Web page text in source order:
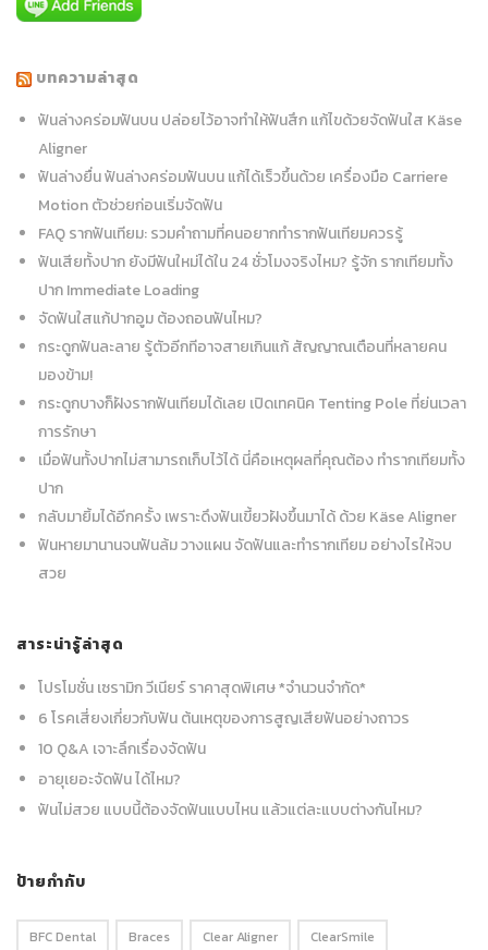
บทความล่าสุด
ฟันล่างคร่อมฟันบน ปล่อยไว้อาจทำให้ฟันสึก แก้ไขด้วยจัดฟันใส Käse
Aligner
ฟันล่างยื่น ฟันล่างคร่อมฟันบน แก้ได้เร็วขึ้นด้วย เครื่องมือ Carriere
Motion ตัวช่วยก่อนเริ่มจัดฟัน
FAQ รากฟันเทียม: รวมคำถามที่คนอยากทำรากฟันเทียมควรรู้
ฟันเสียทั้งปาก ยังมีฟันใหม่ได้ใน 24 ชั่วโมงจริงไหม? รู้จัก รากเทียมทั้ง
ปาก Immediate Loading
จัดฟันใสแก้ปากอูม ต้องถอนฟันไหม?
กระดูกฟันละลาย รู้ตัวอีกทีอาจสายเกินแก้ สัญญาณเตือนที่หลายคน
มองข้าม!
กระดูกบางก็ฝังรากฟันเทียมได้เลย เปิดเทคนิค Tenting Pole ที่ย่นเวลา
การรักษา
เมื่อฟันทั้งปากไม่สามารถเก็บไว้ได้ นี่คือเหตุผลที่คุณต้อง ทำรากเทียมทั้ง
ปาก
กลับมายิ้มได้อีกครั้ง เพราะดึงฟันเขี้ยวฝังขึ้นมาได้ ด้วย Käse Aligner
ฟันหายมานานจนฟันล้ม วางแผน จัดฟันและทำรากเทียม อย่างไรให้จบ
สวย
สาระน่ารู้ล่าสุด
โปรโมชั่น เซรามิก วีเนียร์ ราคาสุดพิเศษ *จำนวนจำกัด*
6 โรคเสี่ยงเกี่ยวกับฟัน ต้นเหตุของการสูญเสียฟันอย่างถาวร
10 Q&A เจาะลึกเรื่องจัดฟัน
อายุเยอะจัดฟัน ได้ไหม?
ฟันไม่สวย แบบนี้ต้องจัดฟันแบบไหน แล้วแต่ละแบบต่างกันไหม?
ป้ายกำกับ
BFC Dental Braces Clear Aligner ClearSmile